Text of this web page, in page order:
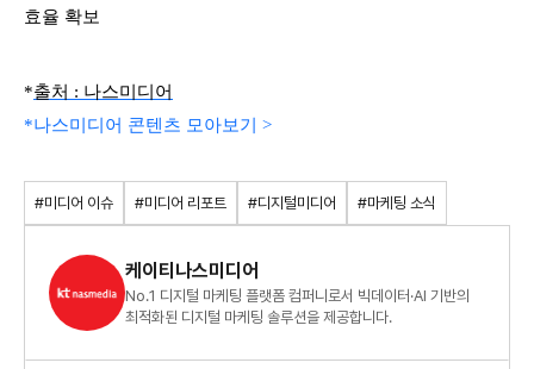
효율 확보
*출처 : 나스미디어
*나스미디어 콘텐츠 모아보기 >
#미디어 이슈 #미디어 리포트 #디지털미디어 #마케팅 소식
케이티나스미디어
No.1 디지털 마케팅 플랫폼 컴퍼니로서 빅데이터·AI 기반의
최적화된 디지털 마케팅 솔루션을 제공합니다.